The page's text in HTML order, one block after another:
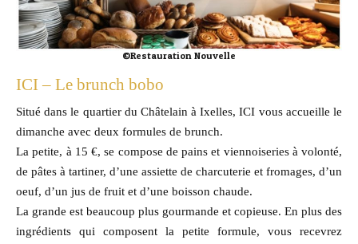
©Restauration Nouvelle
ICI – Le brunch bobo
Situé dans le quartier du Châtelain à Ixelles, ICI vous accueille le
dimanche avec deux formules de brunch.
La petite, à 15 €, se compose de pains et viennoiseries à volonté,
de pâtes à tartiner, d’une assiette de charcuterie et fromages, d’un
oeuf, d’un jus de fruit et d’une boisson chaude.
La grande est beaucoup plus gourmande et copieuse. En plus des
ingrédients qui composent la petite formule, vous recevrez